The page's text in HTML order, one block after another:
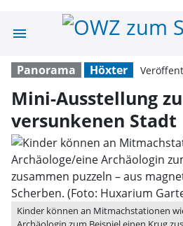
menu
Panorama Höxter
Mini-Ausstellung
versunkenen Stadt
Kinder können an Mitmachstationen